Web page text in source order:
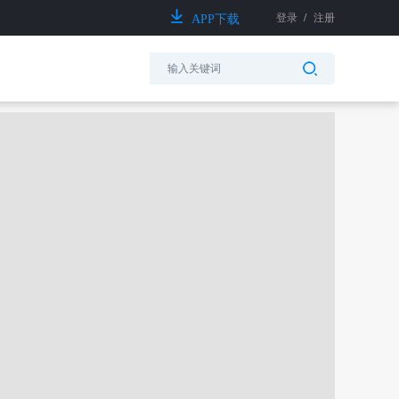
APP下载 登录 / 注册